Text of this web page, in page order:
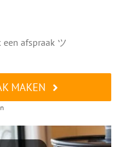
afspraak ツ
MAKEN